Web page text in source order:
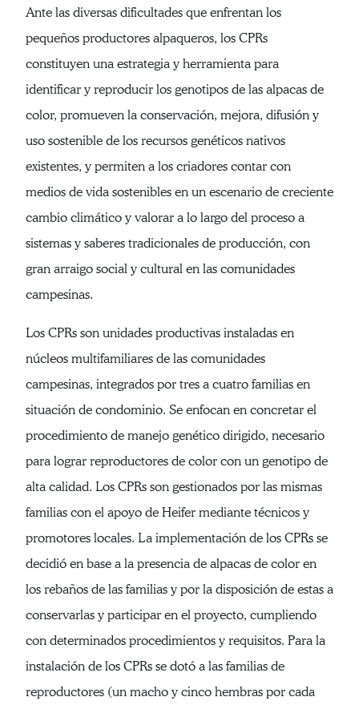
Ante las diversas dificultades que enfrentan los
pequeños productores alpaqueros, los CPRs
constituyen una estrategia y herramienta para
identificar y reproducir los genotipos de las alpacas de
color, promueven la conservación, mejora, difusión y
uso sostenible de los recursos genéticos nativos
existentes, y permiten a los criadores contar con
medios de vida sostenibles en un escenario de creciente
cambio climático y valorar a lo largo del proceso a
sistemas y saberes tradicionales de producción, con
gran arraigo social y cultural en las comunidades
campesinas.
Los CPRs son unidades productivas instaladas en
núcleos multifamiliares de las comunidades
campesinas, integrados por tres a cuatro familias en
situación de condominio. Se enfocan en concretar el
procedimiento de manejo genético dirigido, necesario
para lograr reproductores de color con un genotipo de
alta calidad. Los CPRs son gestionados por las mismas
familias con el apoyo de Heifer mediante técnicos y
promotores locales. La implementación de los CPRs se
decidió en base a la presencia de alpacas de color en
los rebaños de las familias y por la disposición de estas a
conservarlas y participar en el proyecto, cumpliendo
con determinados procedimientos y requisitos. Para la
instalación de los CPRs se dotó a las familias de
reproductores (un macho y cinco hembras por cada